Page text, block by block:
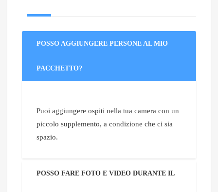
POSSO AGGIUNGERE PERSONE AL MIO
PACCHETTO?
Puoi aggiungere ospiti nella tua camera con un
piccolo supplemento, a condizione che ci sia
spazio.
POSSO FARE FOTO E VIDEO DURANTE IL